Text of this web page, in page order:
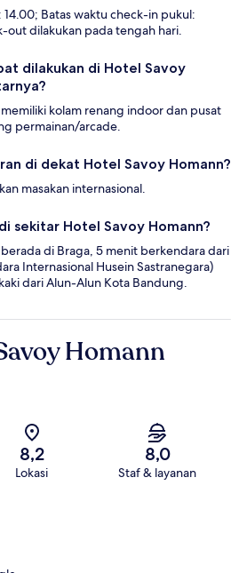
Batas waktu check-in pukul:
out dilakukan pada tengah hari.
dilakukan di Hotel Savoy
kolam renang indoor dan pusat
permainan/arcade.
di dekat Hotel Savoy Homann?
masakan internasional.
sekitar Hotel Savoy Homann?
di Braga, 5 menit berkendara dari
Internasional Husein Sastranegara)
dari Alun-Alun Kota Bandung.
Homann
8,2
Lokasi
8,0
Staf & layanan